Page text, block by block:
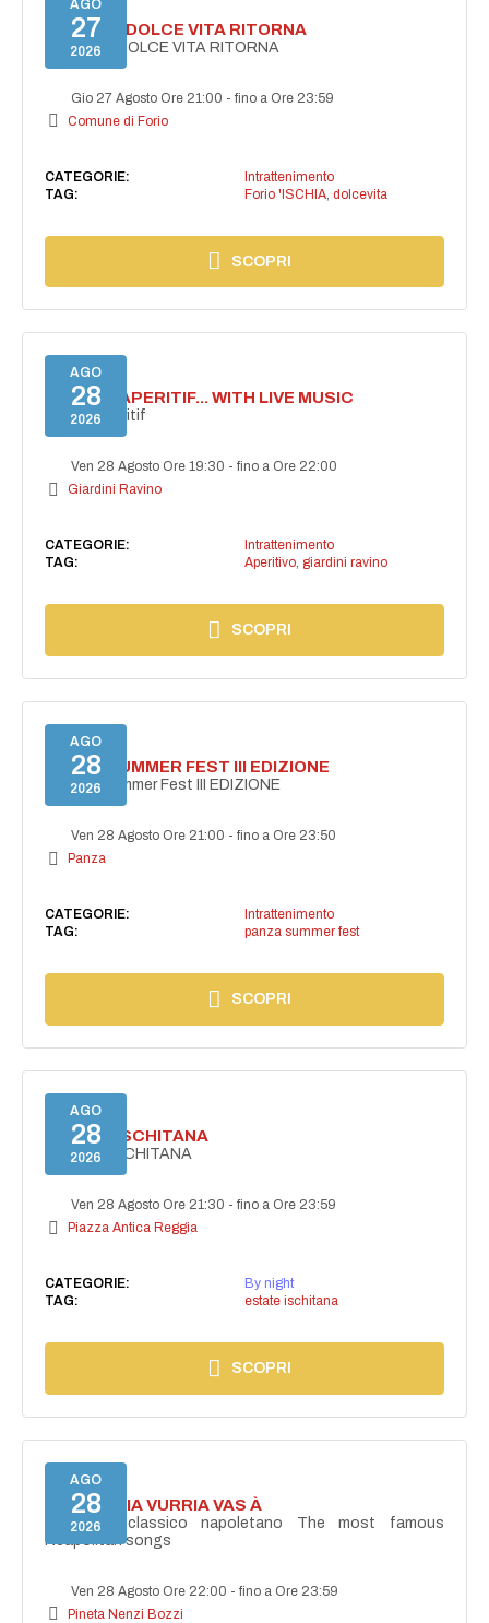
AGO
27
2026
FORIO LA DOLCE VITA RITORNA
FORIO LA DOLCE VITA RITORNA
Gio 27 Agosto Ore 21:00 -fino a Ore 23:59
Comune di Forio
CATEGORIE:
Intrattenimento
TAG:
Forio 'ISCHIA, dolcevita
SCOPRI
AGO
28
2026
SECRET APERITIF... WITH LIVE MUSIC
Secret aperitif
Ven 28 Agosto Ore 19:30 -fino a Ore 22:00
Giardini Ravino
CATEGORIE:
Intrattenimento
TAG:
Aperitivo, giardini ravino
SCOPRI
AGO
28
2026
PANZA SUMMER FEST III EDIZIONE
PANZA Summer Fest III EDIZIONE
Ven 28 Agosto Ore 21:00 -fino a Ore 23:50
Panza
CATEGORIE:
Intrattenimento
TAG:
panza summer fest
SCOPRI
AGO
28
2026
ESTATE ISCHITANA
ESTATE ISCHITANA
Ven 28 Agosto Ore 21:30 -fino a Ore 23:59
Piazza Antica Reggia
CATEGORIE:
By night
TAG:
estate ischitana
SCOPRI
AGO
28
2026
I'TE VURRIA VURRIA VAS À
Concerto classico napoletano The most famous
Neapolitan songs
Ven 28 Agosto Ore 22:00 -fino a Ore 23:59
Pineta Nenzi Bozzi